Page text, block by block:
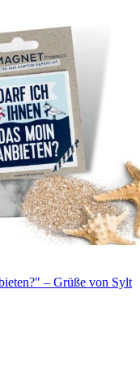
– Grüße von Sylt